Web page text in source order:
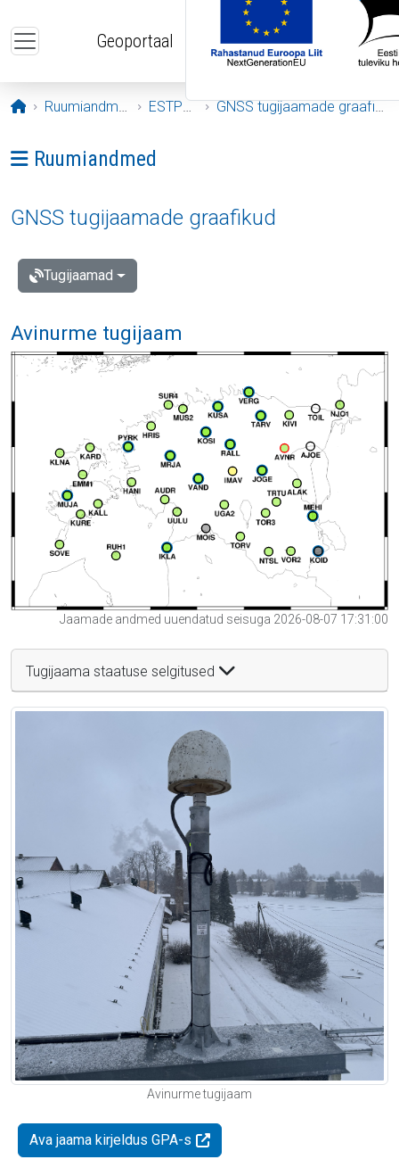
Geoportaal
Avaleht
Ruumiandmed ESTPOS GNSS tugijaamade graafikud
Ava menüü: Ruumiandmed
Ruumiandmed
GNSS tugijaamade graafikud
Tugijaamad
Avinurme tugijaam
Jaamade andmed uuendatud seisuga 2026-08-07 17:31:00
Tugijaama staatuse selgitused
Avinurme tugijaam
Ava jaama kirjeldus GPA-s